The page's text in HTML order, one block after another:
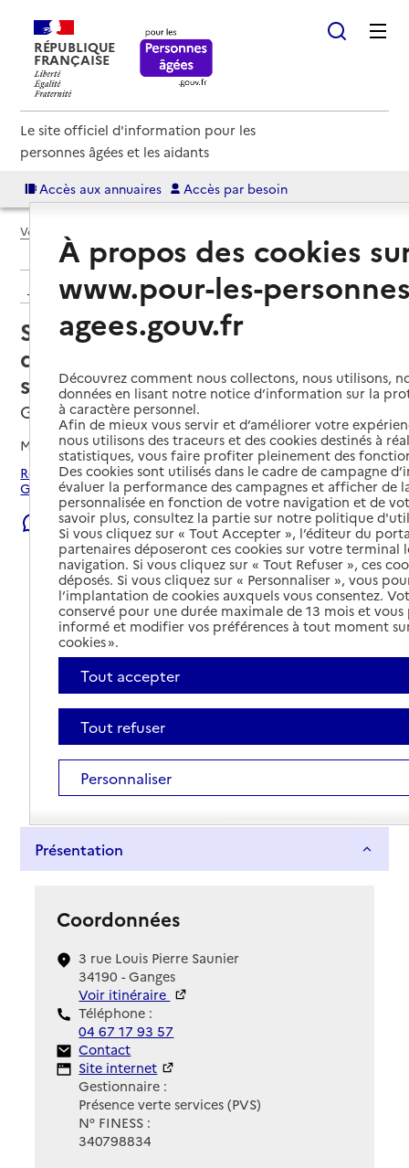
RÉPUBLIQUE
FRANÇAISE
Le site officiel d'information pour les
personnes âgées et les aidants
Accès aux annuaires Accès par besoin
Voir le fil d’Ariane
Retour aux résultats de l'annuaire
Service de soins infirmiers à
domicile – SSIAD - Présence verte
services (PVS)
Ganges, HERAULT
Mis à jour le23/07/2026
Rechercher les établissements et services autour de
Ganges.
Signaler une erreur
Présentation
Coordonnées
3 rue Louis Pierre Saunier
34190 - Ganges
Voir itinéraire
Téléphone :
04 67 17 93 57
Contact
Contact
Site Internet
Site internet
Gestionnaire :
Présence verte services (PVS)
N° FINESS :
340798834
À propos des cookies
www.pour-les-
agees.gouv.fr
Découvrez comment nous collectons, nous utilisons,
données en lisant notre notice d’information sur la
à caractère personnel.
Afin de mieux vous servir et d’améliorer votre
nous utilisons des traceurs et des cookies destinés à
statistiques, vous faire profiter pleinement des
Des cookies sont utilisés dans le cadre de campagne
évaluer la performance des campagnes et afficher de
personnalisée en fonction de votre navigation et de
savoir plus, consultez la partie sur notre politique
Si vous cliquez sur « Tout Accepter », l’éditeur du
partenaires déposeront ces cookies sur votre terminal
navigation. Si vous cliquez sur « Tout Refuser », ces
déposés. Si vous cliquez sur « Personnaliser », vous
l’implantation de cookies auxquels vous consentez.
conservé pour une durée maximale de 13 mois et
informé et modifier vos préférences à tout moment
cookies ».
Tout accepter
Tout refuser
Personnaliser